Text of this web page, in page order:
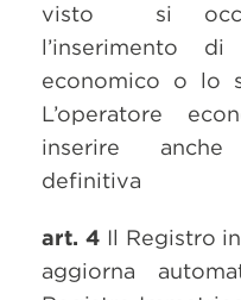
visto si
l’inserimento
economico o lo
L’operatore
inserire anche
definitiva
art. 4 Il Registro
aggiorna